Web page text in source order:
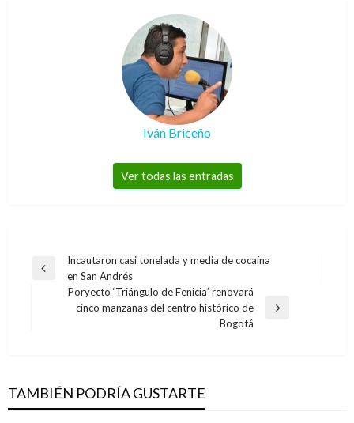
Iván Briceño
Ver todas las entradas
Navegación
entradas
Entrada
Incautaron casi tonelada y media de cocaína
en San Andrés
Entrada
Poryecto ‘Triángulo de Fenicia’ renovará
cinco manzanas del centro histórico de
Bogotá
TAMBIÉN PODRÍA GUSTARTE